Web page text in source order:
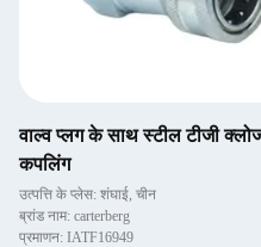
वाल्व प्लग के साथ स्टील टीजी
कपलिंग
उत्पत्ति के प्लेस: शंघाई, चीन
ब्रांड नाम: carterberg
प्रमाणन: IATF16949